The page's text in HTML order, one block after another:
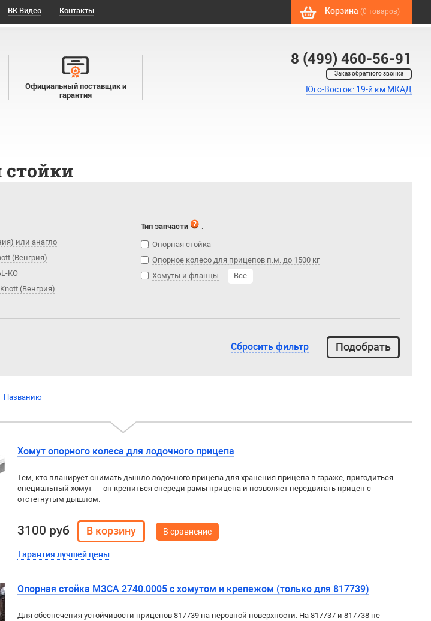
ВК Видео Контакты Корзина (0 товаров)
8 (499) 460-56-91
Заказ обратного звонка
Юго-Восток: 19-й км МКАД
Официальный поставщик и
гарантия
стойки
или анагло
(Венгрия)
KO
(Венгрия)
Тип запчасти
:
Опорная стойка
Опорное колесо для прицепов п.м. до 1500 кг
Хомуты и фланцы
Все
Сбросить фильтр
Названию
Хомут опорного колеса для лодочного прицепа
Тем, кто планирует снимать дышло лодочного прицепа для хранения прицепа в гараже, пригодиться
специальный хомут — он крепиться спереди рамы прицепа и позволяет передвигать прицеп с
отстегнутым дышлом.
3100 руб
Гарантия лучшей цены
В сравнение
Опорная стойка МЗСА 2740.0005 с хомутом и крепежом (только для 817739)
Для обеспечения устойчивости прицепов 817739 на неровной поверхности. На 817737 и 817738 не